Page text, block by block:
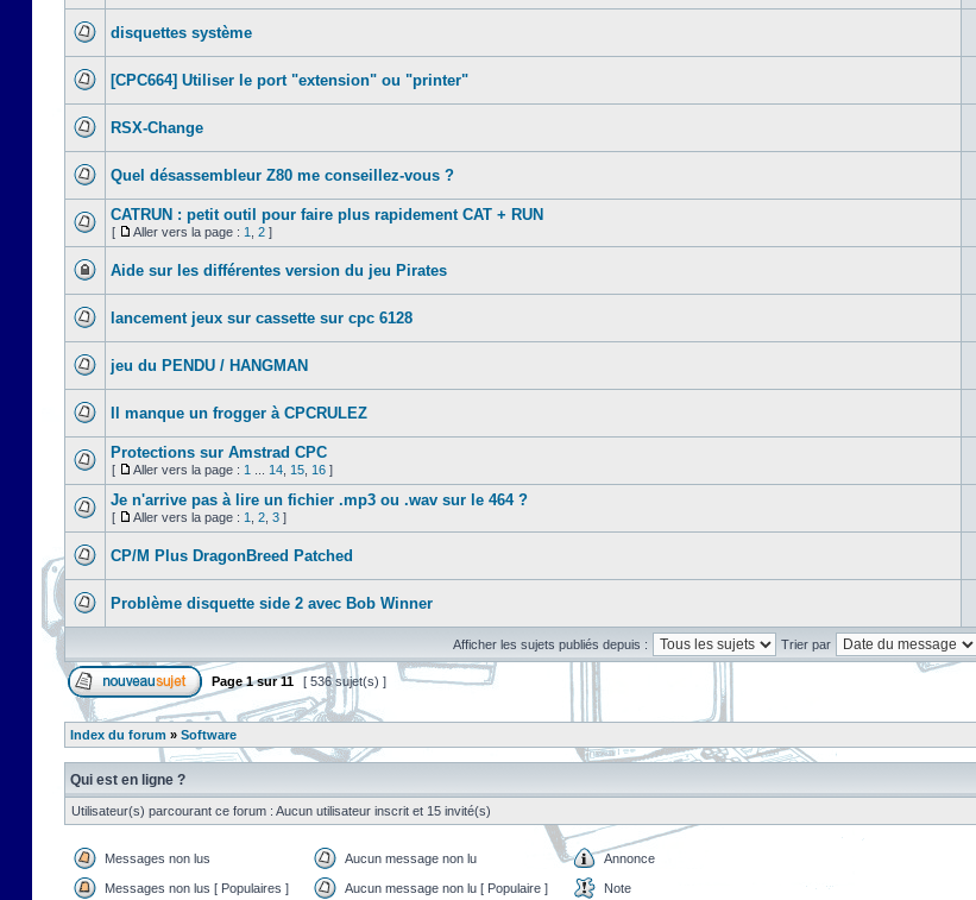
disquettes système
[CPC664] Utiliser le port "extension" ou "printer"
RSX-Change
Quel désassembleur Z80 me conseillez-vous ?
CATRUN : petit outil pour faire plus rapidement CAT + RUN
[ Aller vers la page : 1 2 ]
Aide sur les différentes version du jeu Pirates
lancement jeux sur cassette sur cpc 6128
jeu du PENDU / HANGMAN
Il manque un frogger à CPCRULEZ
Protections sur Amstrad CPC
[ Aller vers la page : 1 14 15 16 ]
Je n'arrive pas à lire un fichier .mp3 ou .wav sur le 464 ?
[ Aller vers la page : 1 2 3 ]
CP/M Plus DragonBreed Patched
Problème disquette side 2 avec Bob Winner
Afficher les sujets publiés depuis : Trier par
Page1sur11 [ 536 sujet(s) ]
Index du forum » Software
Qui est en ligne ?
Utilisateur(s) parcourant ce forum : Aucun utilisateur inscrit et 15 invité(s)
Messages non lus Aucun message non lu Annonce
Messages non lus [ Populaires ] Aucun message non lu [ Populaire ] Note